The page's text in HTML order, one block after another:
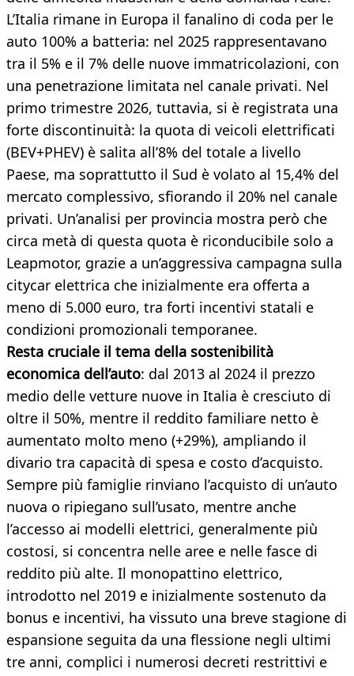
L’Italia rimane in Europa il fanalino di coda per le
auto 100% a batteria: nel 2025 rappresentavano
tra il 5% e il 7% delle nuove immatricolazioni, con
una penetrazione limitata nel canale privati. Nel
primo trimestre 2026, tuttavia, si è registrata una
forte discontinuità: la quota di veicoli elettrificati
(BEV+PHEV) è salita all’8% del totale a livello
Paese, ma soprattutto il Sud è volato al 15,4% del
mercato complessivo, sfiorando il 20% nel canale
privati. Un’analisi per provincia mostra però che
circa metà di questa quota è riconducibile solo a
Leapmotor, grazie a un’aggressiva campagna sulla
citycar elettrica che inizialmente era offerta a
meno di 5.000 euro, tra forti incentivi statali e
condizioni promozionali temporanee.
Resta cruciale il tema della sostenibilità
economica dell’auto: dal 2013 al 2024 il prezzo
medio delle vetture nuove in Italia è cresciuto di
oltre il 50%, mentre il reddito familiare netto è
aumentato molto meno (+29%), ampliando il
divario tra capacità di spesa e costo d’acquisto.
Sempre più famiglie rinviano l’acquisto di un’auto
nuova o ripiegano sull’usato, mentre anche
l’accesso ai modelli elettrici, generalmente più
costosi, si concentra nelle aree e nelle fasce di
reddito più alte. Il monopattino elettrico,
introdotto nel 2019 e inizialmente sostenuto da
bonus e incentivi, ha vissuto una breve stagione di
espansione seguita da una flessione negli ultimi
tre anni, complici i numerosi decreti restrittivi e